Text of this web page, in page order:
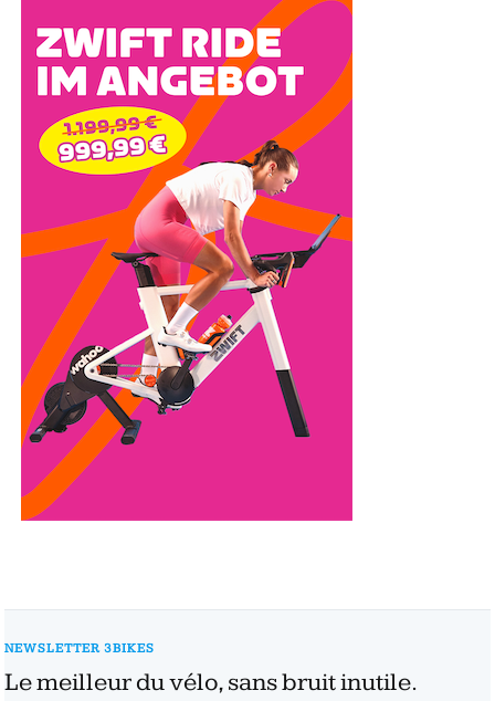
NEWSLETTER 3BIKES
Le meilleur du vélo, sans bruit inutile.